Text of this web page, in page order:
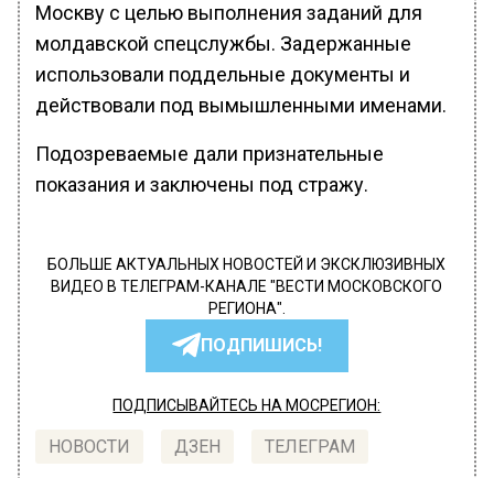
Москву с целью выполнения заданий для
молдавской спецслужбы. Задержанные
использовали поддельные документы и
действовали под вымышленными именами.
Подозреваемые дали признательные
показания и заключены под стражу.
БОЛЬШЕ АКТУАЛЬНЫХ НОВОСТЕЙ И ЭКСКЛЮЗИВНЫХ
ВИДЕО В ТЕЛЕГРАМ-КАНАЛЕ "ВЕСТИ МОСКОВСКОГО
РЕГИОНА".
ПОДПИШИСЬ!
ПОДПИСЫВАЙТЕСЬ НА МОСРЕГИОН:
НОВОСТИ ДЗЕН ТЕЛЕГРАМ